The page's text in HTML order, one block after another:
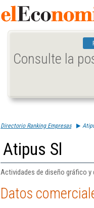
Consulte la
Directorio Ranking Empresas
Atipus Sl
Actividades de diseño gráfico
Datos